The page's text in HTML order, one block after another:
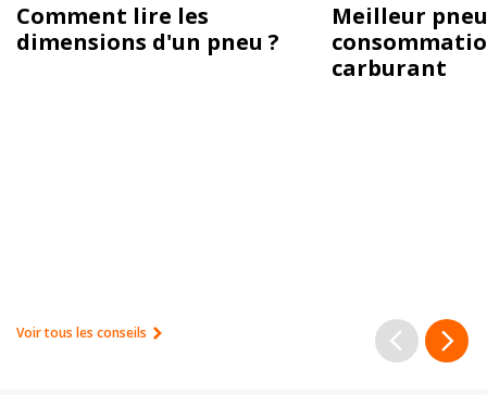
Comment lire les
dimensions d'un pneu ?
Meilleur
carburant
Voir tous les conseils